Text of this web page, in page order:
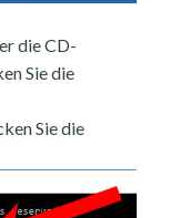
die CD-
Sie die
Sie die